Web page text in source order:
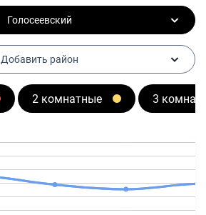
Голосеевский
Добавить район
2 комнатные 3